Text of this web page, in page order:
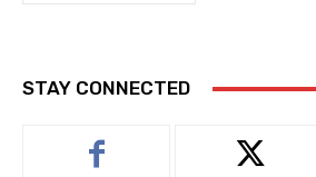
STAY CONNECTED